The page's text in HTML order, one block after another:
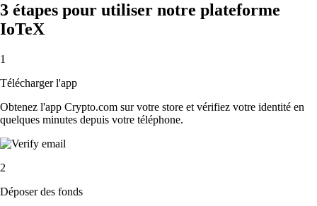
3 étapes pour utiliser notre plateforme
IoTeX
1
Télécharger l'app
Obtenez l'app Crypto.com sur votre store et vérifiez votre identité en
quelques minutes depuis votre téléphone.
2
Déposer des fonds